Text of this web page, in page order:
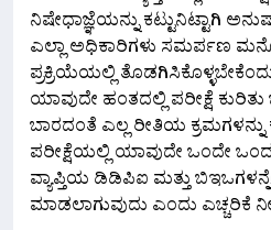
ನಿಷೇಧಾಜ್ಞೆಯನ್ನು ಕಟ್ಟುನಿಟ್ಟಾಗಿ
ಎಲ್ಲಾ ಅಧಿಕಾರಿಗಳು ಸಮರ್ಪಣ
ಪ್ರಕ್ರಿಯೆಯಲ್ಲಿ
ಯಾವುದೇ ಹಂತದಲ್ಲಿ ಪರೀಕ್ಷೆ
ಬಾರದಂತೆ ಎಲ್ಲ ರೀತಿಯ ಕ್ರಮಗಳನ್ನು
ಪರೀಕ್ಷೆಯಲ್ಲಿ ಯಾವುದೇ ಒಂದೇ
ವ್ಯಾಪ್ತಿಯ ಡಿಡಿಪಿಐ ಮತ್ತು
ಮಾಡಲಾಗುವುದು ಎಂದು ಎಚ್ಚರಿಕೆ